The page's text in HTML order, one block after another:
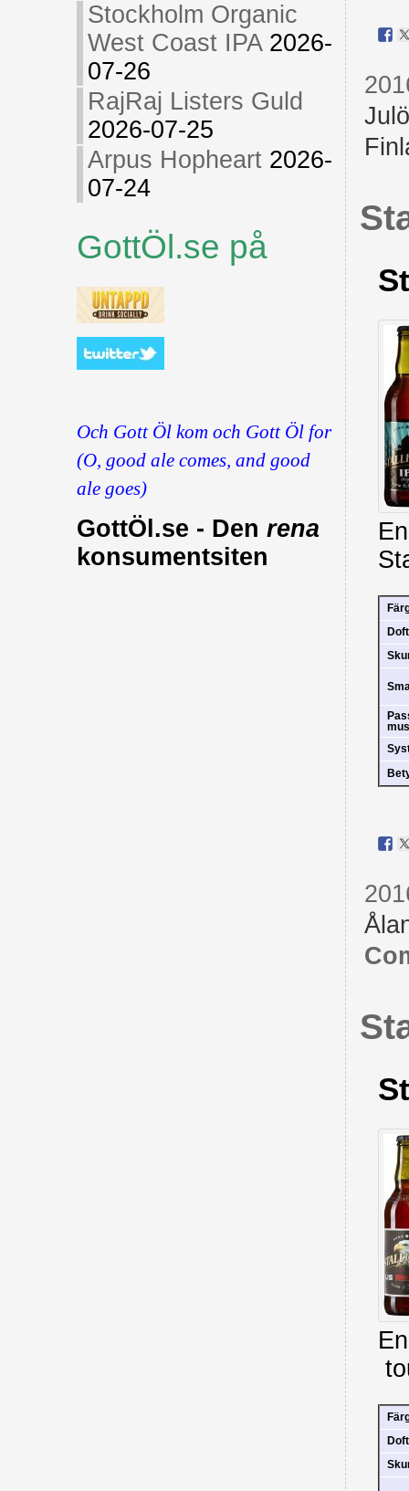
Stockholm Organic
West Coast IPA 2026-
07-26
RajRaj Listers Guld
2026-07-25
Arpus Hopheart 2026-
07-24
GottÖl.se på
Och Gott Öl kom och Gott Öl for
(O, good ale comes, and good
ale goes)
GottÖl.se - Den rena
konsumentsiten
Doft
Doft